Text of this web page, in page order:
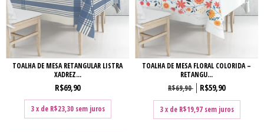
TOALHA DE MESA RETANGULAR LISTRA
XADREZ...
R$69,90
3 x de R$23,30 sem juros
TOALHA DE MESA FLORAL COLORIDA –
RETANGU...
R$69,90
R$59,90
3 x de R$19,97 sem juros